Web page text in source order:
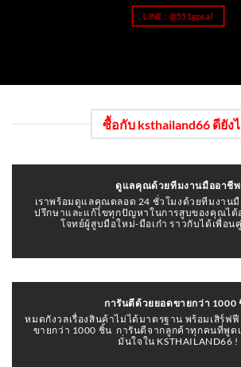
LINE : @551gpsal
ซื้อกับ ksthailand66 ดียังไ
ดูแลคุณด้วยทีมงานมืออาชีพ
เราพร้อมดูแลคุณตลอด 24 ชั่วโมงด้วยทีมงาน
ปรึกษาและแก้ไขทุกปัญหาในการสูบของคุณได้
โจทย์ผู้สูบมือใหม่-มือเก๋า ราวกับได้เพื่อน
การันตีด้วยยอดขายกว่า 1000
หมดกังวลเรื่องสินค้าไม่ได้มาตรฐาน พร้อมเสิร์
ขายกว่า 1000 ชิ้น การันตีจากลูกค้าทุกคนที่พูดเ
มั่นใจใน KSTHAILAND66 !